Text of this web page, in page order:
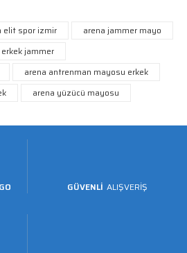
elit spor izmir
arena jammer mayo
jammer
arena antrenman mayosu erkek
arena yüzücü mayosu
GÜVENLİ ALIŞVERİŞ